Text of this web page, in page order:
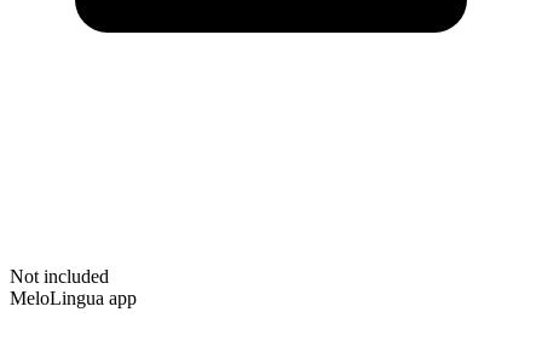
Not included
MeloLingua app